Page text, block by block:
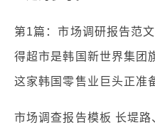
第1篇：市场调研报告范
得超市是韩国新世界集团
这家韩国零售业巨头正准
市场调查报告模板 长堤